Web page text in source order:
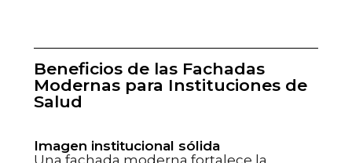
Beneficios de las Fachadas
Modernas para Instituciones de
Salud
Imagen institucional sólida